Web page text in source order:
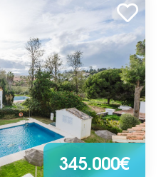
345.000€